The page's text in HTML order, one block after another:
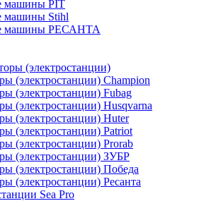
машины PIT
машины Stihl
машины РЕСАНТА
(электростанции)
(электростанции) Champion
(электростанции) Fubag
(электростанции) Husqvarna
(электростанции) Huter
(электростанции) Patriot
(электростанции) Prorab
(электростанции) ЗУБР
(электростанции) Победа
(электростанции) Ресанта
Sea Pro